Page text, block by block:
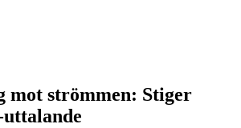
mot strömmen: Stiger